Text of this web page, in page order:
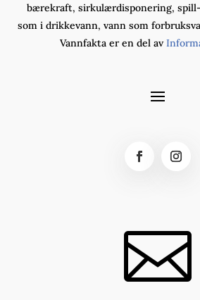
bærekraft, sirkulærdisponering,
som i drikkevann, vann som
Vannfakta er en del av
